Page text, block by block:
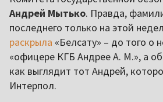
Андрей Мытько. Правда,
последнего только на этой
раскрыла «Белсату» – до того о
«офицере КГБ Андрее А. М.», а
как выглядит тот Андрей,
Интерпол.